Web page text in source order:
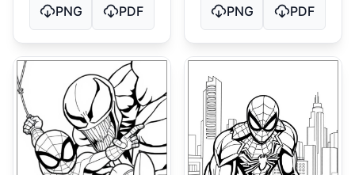
PNG PDF PNG PDF